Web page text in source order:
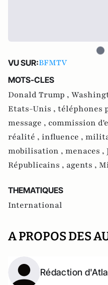
VU SUR:BFMTV
MOTS-CLES
Donald Trump ,
Etats-Unis , téléphones
message , commission
réalité , influence ,
mobilisation , menaces ,
Républicains , agents ,
THEMATIQUES
International
A PROPOS DES
Rédaction